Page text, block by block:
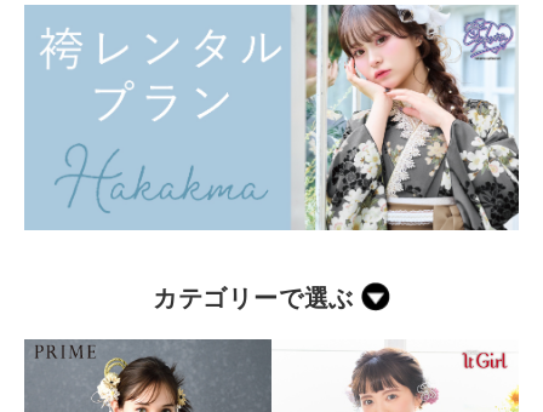
カテゴリーで選ぶ